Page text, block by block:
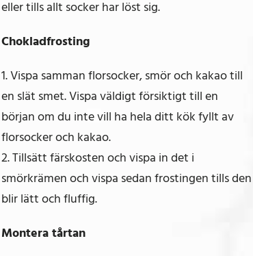
eller tills allt socker har löst sig.
Chokladfrosting
1. Vispa samman florsocker, smör och kakao till
en slät smet. Vispa väldigt försiktigt till en
början om du inte vill ha hela ditt kök fyllt av
florsocker och kakao.
2. Tillsätt färskosten och vispa in det i
smörkrämen och vispa sedan frostingen tills den
blir lätt och fluffig.
Montera tårtan